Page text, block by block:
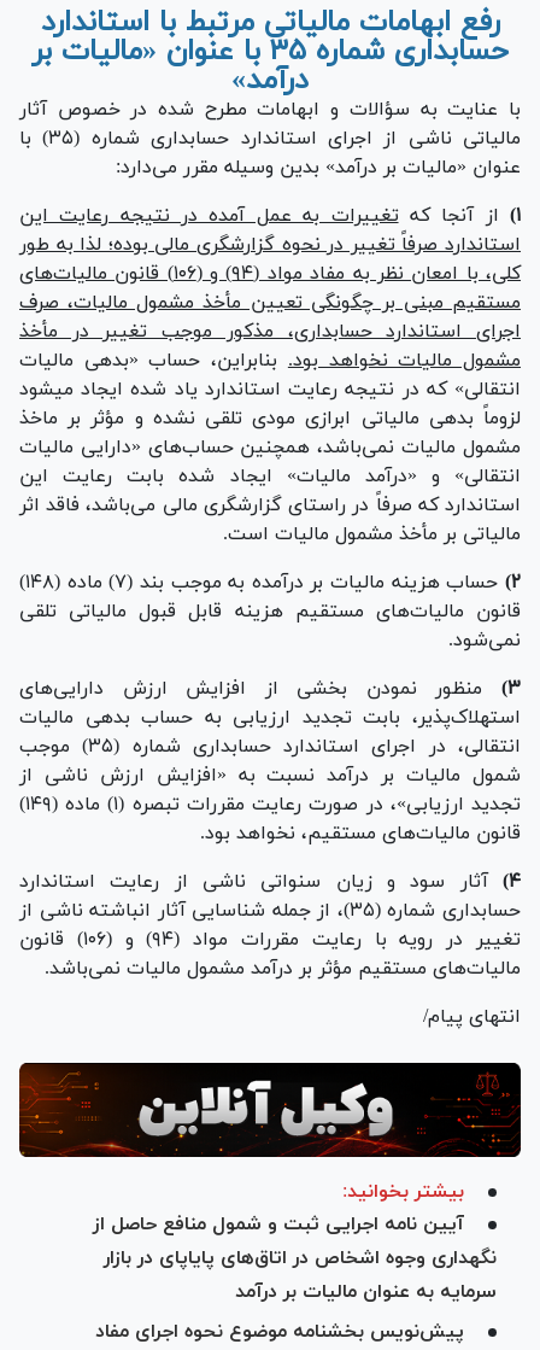
رفع ابهامات مالیاتی مرتبط با استاندارد
حسابداری شماره ۳۵ با عنوان «مالیات بر
درآمد»
با عنایت به سؤالات و ابهامات مطرح شده در خصوص آثار
مالیاتی ناشی از اجرای استاندارد حسابداری شماره (۳۵) با
عنوان «مالیات بر درآمد» بدین وسیله مقرر می‌دارد:
۱) از آنجا کهتغییرات به عمل آمده در نتیجه رعایت این
استاندارد صرفاً تغییر در نحوه گزارشگری مالی بوده؛ لذا به طور
کلی، با امعان نظر به مفاد مواد (۹۴) و (۱۰۶) قانون مالیات‌های
مستقیم مبنی بر چگونگی تعیین مأخذ مشمول مالیات، صرف
اجرای استاندارد حسابداری، مذکور موجب تغییر در مأخذ
مشمول مالیات نخواهد بود.بنابراین، حساب «بدهی مالیات
انتقالی» که در نتیجه رعایت استاندارد یاد شده ایجاد میشود
لزوماً بدهی مالیاتی ابرازی مودی تلقی نشده و مؤثر بر ماخذ
مشمول مالیات نمی‌باشد، همچنین حساب‌های «دارایی مالیات
انتقالی» و «درآمد مالیات» ایجاد شده بابت رعایت این
استاندارد که صرفاً در راستای گزارشگری مالی می‌باشد، فاقد اثر
مالیاتی بر مأخذ مشمول مالیات است.
۲)
حساب هزینه مالیات بر درآمده به موجب بند (۷) ماده (۱۴۸)
قانون مالیات‌های مستقیم هزینه قابل قبول مالیاتی تلقی
نمی‌شود.
۳)
منظور نمودن بخشی از افزایش ارزش دارایی‌های
استهلاک‌پذیر، بابت تجدید ارزیابی به حساب بدهی مالیات
انتقالی، در اجرای استاندارد حسابداری شماره (۳۵) موجب
شمول مالیات بر درآمد نسبت به «افزایش ارزش ناشی از
تجدید ارزیابی»، در صورت رعایت مقررات تبصره (۱) ماده (۱۴۹)
قانون مالیات‌های مستقیم، نخواهد بود.
۴)
آثار سود و زیان سنواتی ناشی از رعایت استاندارد
حسابداری شماره (۳۵)، از جمله شناسایی آثار انباشته ناشی از
تغییر در رویه با رعایت مقررات مواد (۹۴) و (۱۰۶) قانون
مالیات‌های مستقیم مؤثر بر درآمد مشمول مالیات نمی‌باشد.
انتهای پیام/
بیشتر بخوانید:
آیین نامه اجرایی ثبت و شمول منافع حاصل از
نگهداری وجوه اشخاص در اتاق‌های پایاپای در بازار
سرمایه به عنوان مالیات بر درآمد
پیش‌نویس بخشنامه موضوع نحوه اجرای مفاد